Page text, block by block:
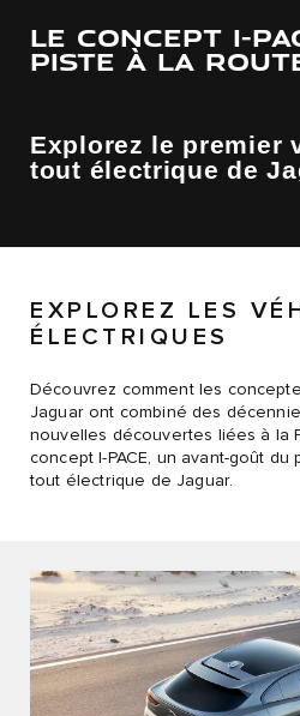
LE CONCEPT I-
PISTE À LA
Explorez le premier
tout électrique de
EXPLOREZ LES
ÉLECTRIQUES
Découvrez comment les
Jaguar ont combiné des
nouvelles découvertes liées à la
concept I-PACE, un avant-goût
tout électrique de Jaguar.